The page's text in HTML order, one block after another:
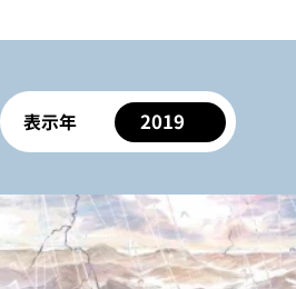
表示年
2019
2026
2025